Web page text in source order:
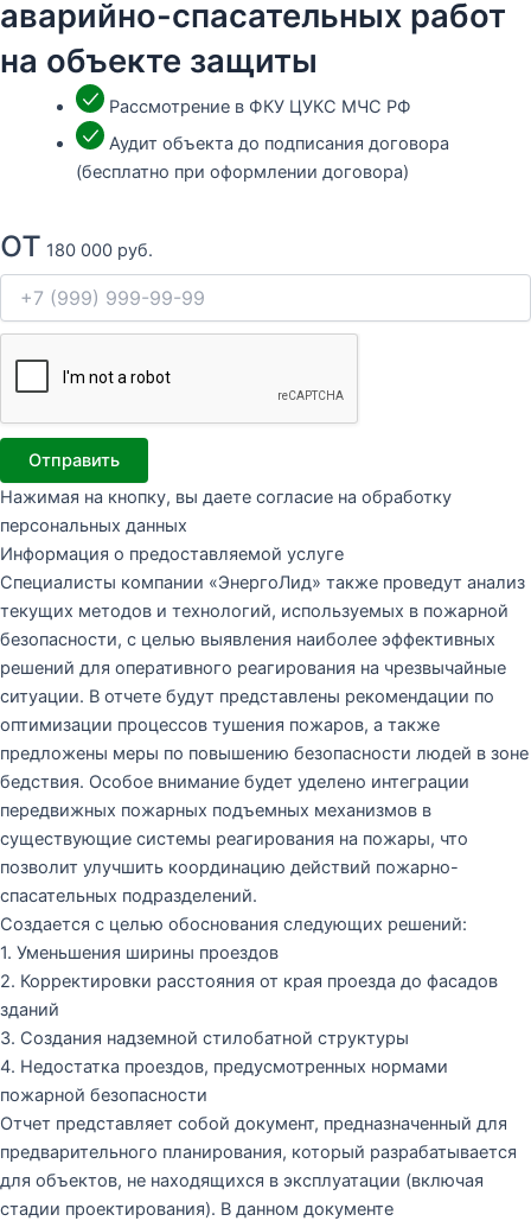
аварийно-спасательных работ
на объекте защиты
Рассмотрение в ФКУ ЦУКС МЧС РФ
Аудит объекта до подписания договора
(бесплатно при оформлении договора)
от 180 000 руб.
Отправить
Нажимая на кнопку, вы даете согласие на обработку
персональных данных
Информация о предоставляемой услуге
Специалисты компании «ЭнергоЛид» также проведут анализ
текущих методов и технологий, используемых в пожарной
безопасности, с целью выявления наиболее эффективных
решений для оперативного реагирования на чрезвычайные
ситуации. В отчете будут представлены рекомендации по
оптимизации процессов тушения пожаров, а также
предложены меры по повышению безопасности людей в зоне
бедствия. Особое внимание будет уделено интеграции
передвижных пожарных подъемных механизмов в
существующие системы реагирования на пожары, что
позволит улучшить координацию действий пожарно-
спасательных подразделений.
Создается с целью обоснования следующих решений:
1. Уменьшения ширины проездов
2. Корректировки расстояния от края проезда до фасадов
зданий
3. Создания надземной стилобатной структуры
4. Недостатка проездов, предусмотренных нормами
пожарной безопасности
Отчет представляет собой документ, предназначенный для
предварительного планирования, который разрабатывается
для объектов, не находящихся в эксплуатации (включая
стадии проектирования). В данном документе